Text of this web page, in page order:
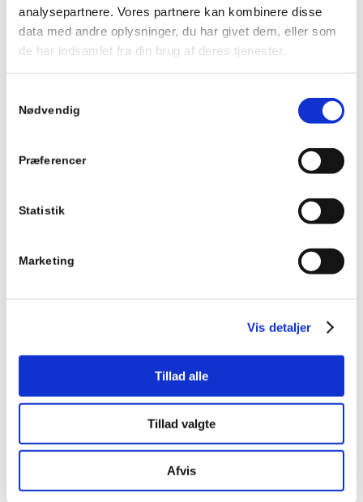
analysepartnere. Vores partnere kan kombinere disse
data med andre oplysninger, du har givet dem, eller som
de har indsamlet fra din brug af deres tjenester.
Nødvendig
Præferencer
Statistik
Marketing
Vis detaljer
Tillad alle
Tillad valgte
Afvis
Skriv en kommentar
Want to join the discussion?
Feel free to contribute!
Din e-mailadresse vil ikke blive publiceret.
Krævede felter er
Navn
Kommentar*